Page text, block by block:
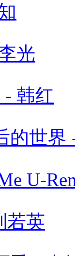
光
韩红
的世界
U-
若英